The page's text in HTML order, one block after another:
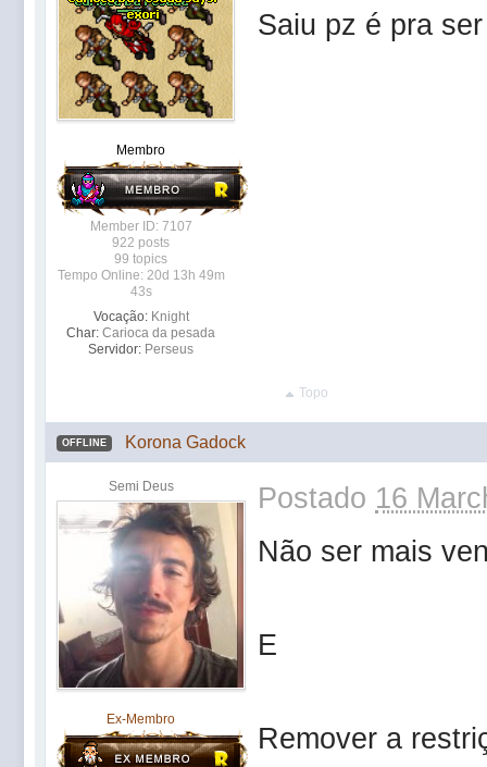
Membro
Member ID: 7107
922 posts
99 topics
Tempo Online: 20d 13h 49m
43s
Vocação: Knight
Char: Carioca da pesada
Servidor: Perseus
Saiu pz é pra
Topo
OFFLINE Korona Gadock
Semi Deus
Ex-Membro
Postado 16
Não ser mais
E
Remover a